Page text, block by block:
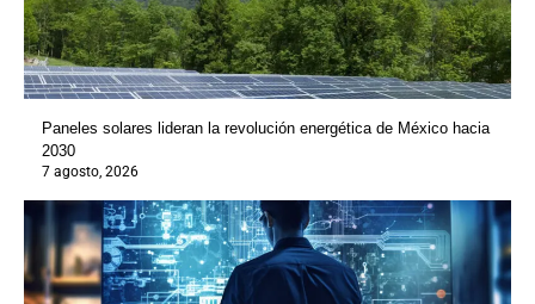
Paneles solares lideran la revolución energética de México hacia
2030
7 agosto, 2026